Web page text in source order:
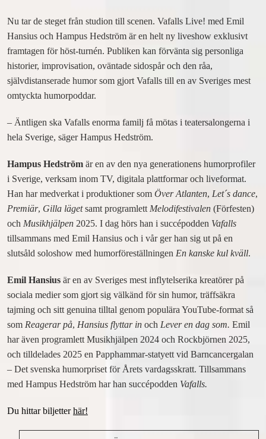
INGET VÄSKFÖRBUD I SALONGEN PÅ RIVAL
KALENDARIUM – BILJETTER
SALONGSPLAN SHOW
SHOWPAKET STOCKHOLM
GÅ PÅ SHOW
FÖR PRODUKTIONSBOLAG
KONFERENS & KVÄLLSEVENT
KONFERENSRUM
FÖRELÄSNINGAR OCH KVÄLLSEVENT
INTRESSEANMÄLAN
OM RIVAL
TILLGÄNGLIGHET
KONTAKT
OM HOTEL RIVAL
ÖPPETTIDER
PRESENTKORT
GALLERI
HITTA HIT
Nu tar de steget från studion till scenen. Vafalls Live! med Emil
Hansius och Hampus Hedström är en helt ny liveshow exklusivt
framtagen för höst-turnén. Publiken kan förvänta sig personliga
historier, improvisation, oväntade sidospår och den råa,
självdistanserade humor som gjort Vafalls till en av Sveriges mest
omtyckta humorpoddar.
– Äntligen ska Vafalls enorma familj få mötas i teatersalongerna i
hela Sverige, säger Hampus Hedström.
Hampus Hedström är en av den nya generationens humorprofiler
i Sverige, verksam inom TV, digitala plattformar och liveformat.
Han har medverkat i produktioner som Över Atlanten, Let´s dance,
Premiär, Gilla lägetsamt programlett Melodifestivalen (Förfesten)
och Musikhjälpen 2025. I dag hörs han i succépodden Vafalls
tillsammans med Emil Hansius och i vår ger han sig ut på en
slutsåld soloshow med humorföreställningen En kanske kul kväll.
Emil Hansius är en av Sveriges mest inflytelserika kreatörer på
sociala medier som gjort sig välkänd för sin humor, träffsäkra
tajming och sitt genuina tilltal genom populära YouTube-format så
som Reagerar på, Hansius flyttar in och Lever en dag som. Emil
har även programlett Musikhjälpen 2024 och Rockbjörnen 2025,
och tilldelades 2025 en Papphammar-statyett vid Barncancergalan
– Det svenska humorpriset för Årets vardagsskratt. Tillsammans
med Hampus Hedström har han succépodden Vafalls.
Du hittar biljetterhär!